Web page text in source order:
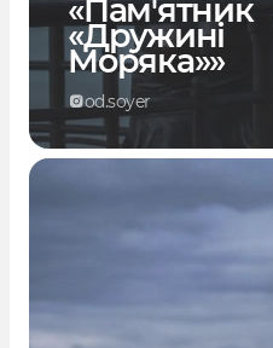
«Пам'ятник
«Дружині
Моряка»»
od.soyer